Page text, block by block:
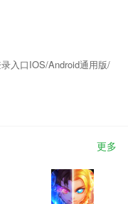
入口IOS/Android通用版/
更多